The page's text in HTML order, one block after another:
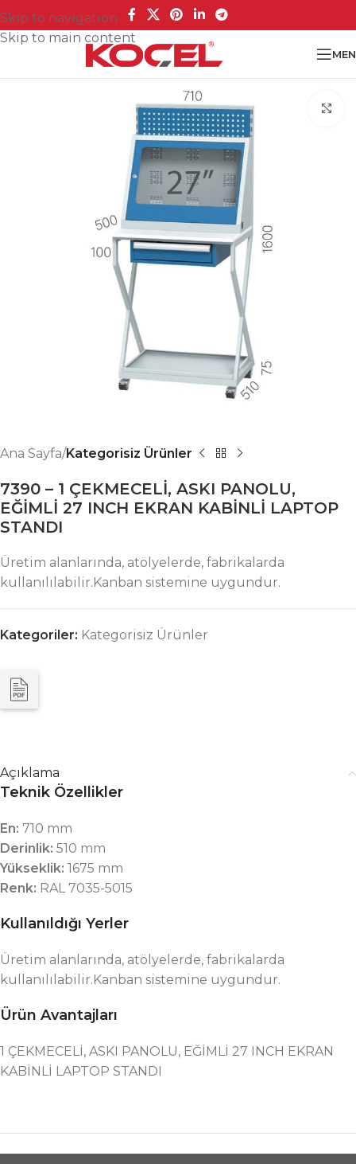
Skip to navigation
Skip to main content
Ana Sayfa Kategorisiz Ürünler
7390 – 1 ÇEKMECELİ, ASKI PANOLU,
EĞİMLİ 27 INCH EKRAN KABİNLİ LAPTOP
STANDI
Üretim alanlarında, atölyelerde, fabrikalarda
kullanılılabilir.Kanban sistemine uygundur.
Kategoriler: Kategorisiz Ürünler
Açıklama
Teknik Özellikler
En: 710 mm
Derinlik: 510 mm
Yükseklik: 1675 mm
Renk: RAL 7035-5015
Kullanıldığı Yerler
Üretim alanlarında, atölyelerde, fabrikalarda
kullanılılabilir.Kanban sistemine uygundur.
Ürün Avantajları
1 ÇEKMECELİ, ASKI PANOLU, EĞİMLİ 27 INCH EKRAN
KABİNLİ LAPTOP STANDI